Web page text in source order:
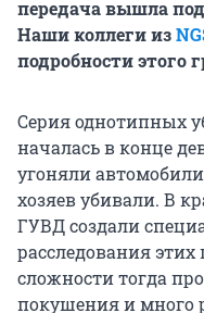
передача вышла
Наши коллеги из
подробности этого
Серия однотипных
началась в конце
угоняли
хозяев убивали. В
ГУВД создали
расследования
сложности тогда
покушения и много